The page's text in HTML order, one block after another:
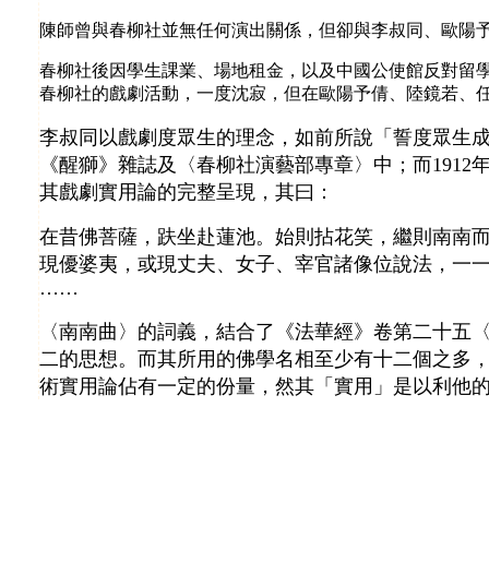
陳師曾與春柳社並無任何演出關係，但卻與李叔同、歐
春柳社後因學生課業、場地租金，以及中國公使館反對留
春柳社的戲劇活動，一度沈寂，但在歐陽予倩、陸鏡若、
李叔同以戲劇度眾生的理念，如前所說「誓度眾生
《醒獅》雜誌及〈春柳社演藝部專章〉中；而
其戲劇實用論的完整呈現，其曰：
在昔佛菩薩，趺坐赴蓮池。始則拈花笑，繼則南南
現優婆夷，或現丈夫、女子、宰官諸像位說法，一
……
〈南南曲〉的詞義，結合了《法華經》卷第二十
二的思想。而其所用的佛學名相至少有十二個之多
術實用論佔有一定的份量，然其「實用」是以利他